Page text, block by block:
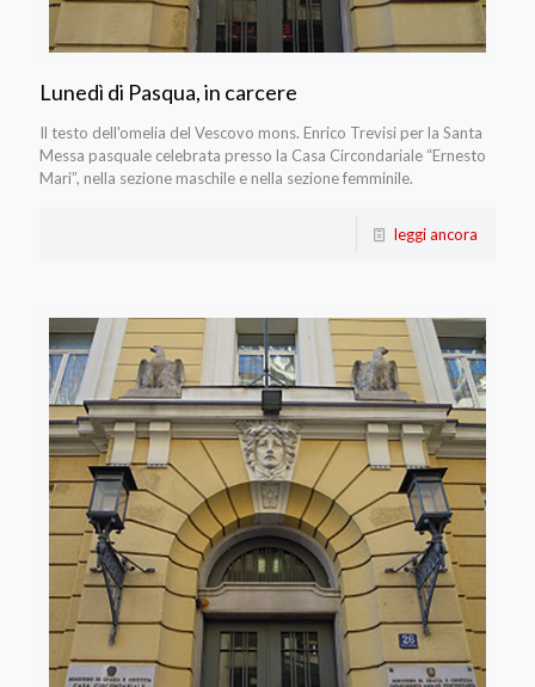
Lunedì di Pasqua, in carcere
Il testo dell'omelia del Vescovo mons. Enrico Trevisi per la Santa
Messa pasquale celebrata presso la Casa Circondariale “Ernesto
Mari”, nella sezione maschile e nella sezione femminile.
leggi ancora